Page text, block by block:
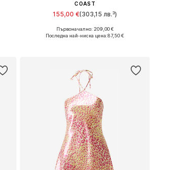
COAST
155,00 €(303,15 лв.³)
Налични размери: 36, 38
Първоначално: 209,00 €
Последна най-ниска цена:87,50 €